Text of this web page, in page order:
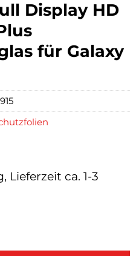
Display HD
für Galaxy
Lieferzeit ca. 1-3